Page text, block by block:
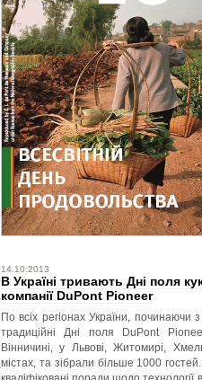
14.10.2013
В Україні тривають Дні поля
компанії DuPont Pioneer
По всіх регіонах України, починаючи
традиційні Дні поля DuPont
Вінничині, у Львові, Житомирі,
містах, та зібрали більше 1000